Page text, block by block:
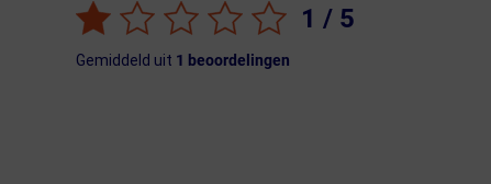
1 / 5
Gemiddeld uit 1 beoordelingen